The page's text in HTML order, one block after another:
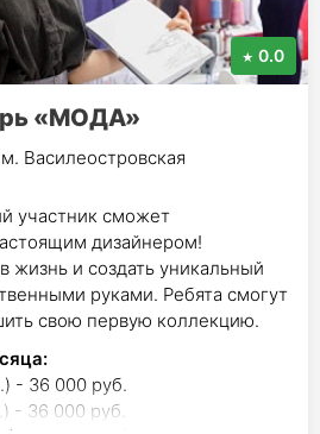
0.0
«МОДА»
Василеостровская
участник сможет
дизайнером!
жизнь и создать уникальный
руками. Ребята смогут
свою первую коллекцию.
- 36 000 руб.
- 36 000 руб.